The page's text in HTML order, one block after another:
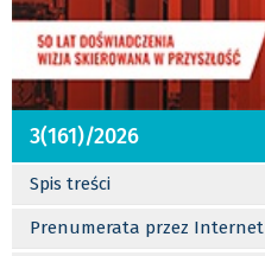
3(161)/2026
Spis treści
Prenumerata przez Internet